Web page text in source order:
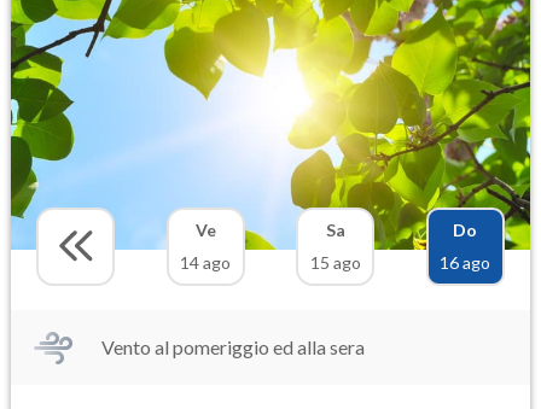
Ve
14 ago
Sa
15 ago
Do
16 ago
Vento al pomeriggio ed alla sera